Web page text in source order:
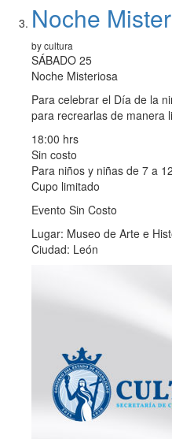
Noche
by cultura
SÁBADO 25
Noche Misteriosa
Para celebrar el Día de la
para recrearlas de manera
18:00 hrs
Sin costo
Para niños y niñas de 7 a
Cupo limitado
Evento Sin Costo
Lugar: Museo de Arte e
Ciudad: León